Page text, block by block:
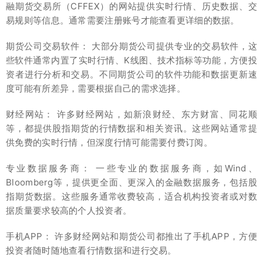
融期货交易所（CFFEX）的网站提供实时行情、历史数据、交
易规则等信息。通常需要注册账号才能查看更详细的数据。
期货公司交易软件： 大部分期货公司提供专业的交易软件，这
些软件通常内置了实时行情、K线图、技术指标等功能，方便投
资者进行分析和交易。不同期货公司的软件功能和数据更新速
度可能有所差异，需要根据自己的需求选择。
财经网站： 许多财经网站，如新浪财经、东方财富、同花顺
等，都提供股指期货的行情数据和相关资讯。这些网站通常提
供免费的实时行情，但深度行情可能需要付费订阅。
专业数据服务商： 一些专业的数据服务商，如Wind、
Bloomberg等，提供更全面、更深入的金融数据服务，包括股
指期货数据。这些服务通常收费较高，适合机构投资者或对数
据质量要求较高的个人投资者。
手机APP： 许多财经网站和期货公司都推出了手机APP，方便
投资者随时随地查看行情数据和进行交易。